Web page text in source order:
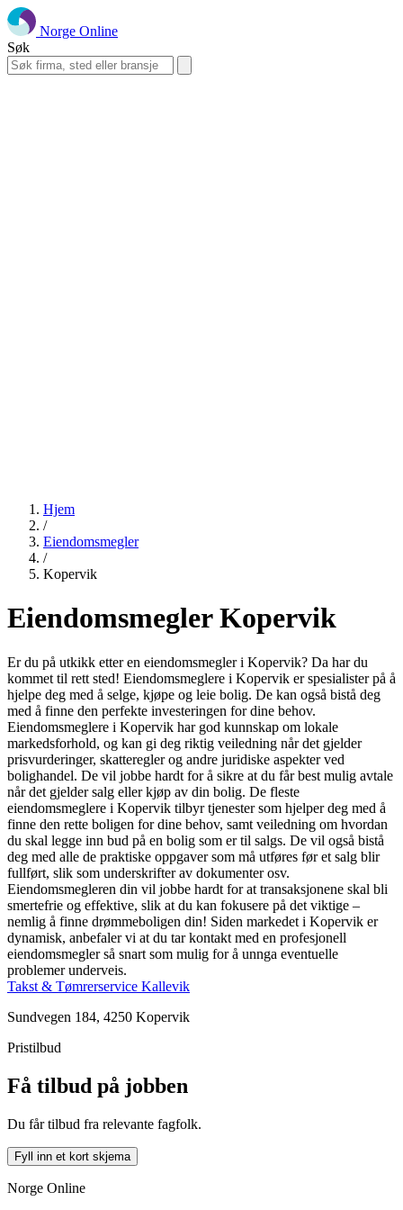
Norge Online
Søk
Hjem
/
Eiendomsmegler
/
Kopervik
Eiendomsmegler Kopervik
Er du på utkikk etter en eiendomsmegler i Kopervik? Da har du
kommet til rett sted! Eiendomsmeglere i Kopervik er spesialister på å
hjelpe deg med å selge, kjøpe og leie bolig. De kan også bistå deg
med å finne den perfekte investeringen for dine behov.
Eiendomsmeglere i Kopervik har god kunnskap om lokale
markedsforhold, og kan gi deg riktig veiledning når det gjelder
prisvurderinger, skatteregler og andre juridiske aspekter ved
bolighandel. De vil jobbe hardt for å sikre at du får best mulig avtale
når det gjelder salg eller kjøp av din bolig. De fleste
eiendomsmeglere i Kopervik tilbyr tjenester som hjelper deg med å
finne den rette boligen for dine behov, samt veiledning om hvordan
du skal legge inn bud på en bolig som er til salgs. De vil også bistå
deg med alle de praktiske oppgaver som må utføres før et salg blir
fullført, slik som underskrifter av dokumenter osv.
Eiendomsmegleren din vil jobbe hardt for at transaksjonene skal bli
smertefrie og effektive, slik at du kan fokusere på det viktige –
nemlig å finne drømmeboligen din! Siden markedet i Kopervik er
dynamisk, anbefaler vi at du tar kontakt med en profesjonell
eiendomsmegler så snart som mulig for å unnga eventuelle
problemer underveis.
Takst & Tømrerservice Kallevik
Sundvegen 184, 4250 Kopervik
Pristilbud
Få tilbud på jobben
Du får tilbud fra relevante fagfolk.
Fyll inn et kort skjema
Norge Online